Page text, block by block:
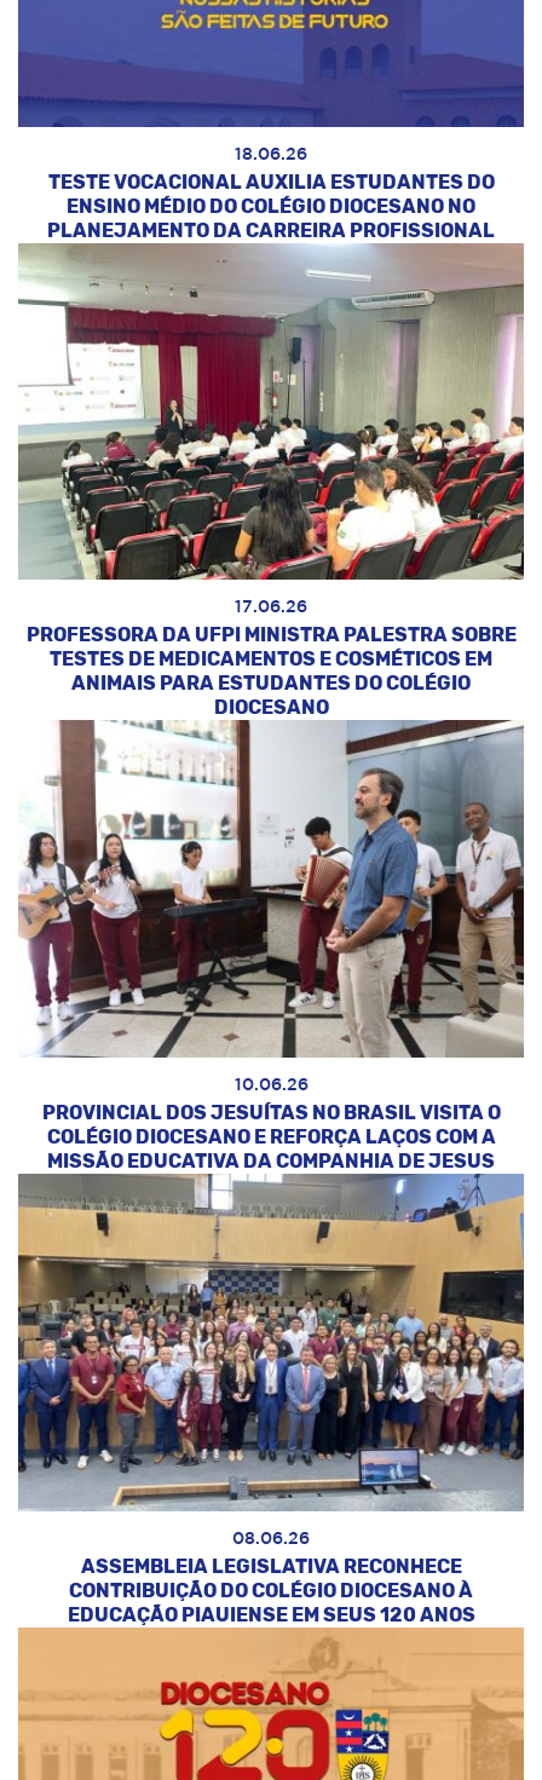
18.06.26
TESTE VOCACIONAL AUXILIA ESTUDANTES DO
ENSINO MÉDIO DO COLÉGIO DIOCESANO NO
PLANEJAMENTO DA CARREIRA PROFISSIONAL
17.06.26
PROFESSORA DA UFPI MINISTRA PALESTRA SOBRE
TESTES DE MEDICAMENTOS E COSMÉTICOS EM
ANIMAIS PARA ESTUDANTES DO COLÉGIO
DIOCESANO
10.06.26
PROVINCIAL DOS JESUÍTAS NO BRASIL VISITA O
COLÉGIO DIOCESANO E REFORÇA LAÇOS COM A
MISSÃO EDUCATIVA DA COMPANHIA DE JESUS
08.06.26
ASSEMBLEIA LEGISLATIVA RECONHECE
CONTRIBUIÇÃO DO COLÉGIO DIOCESANO À
EDUCAÇÃO PIAUIENSE EM SEUS 120 ANOS